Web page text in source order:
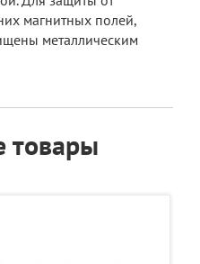
магнитных полей,
металлическим
товары